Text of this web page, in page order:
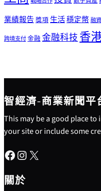
業績報告獎項生活穩定幣融資
跨境支付金融 金融科技香
智經濟-商業新聞平
This may be a good place
your site or include some
Facebook Instagram X
關於